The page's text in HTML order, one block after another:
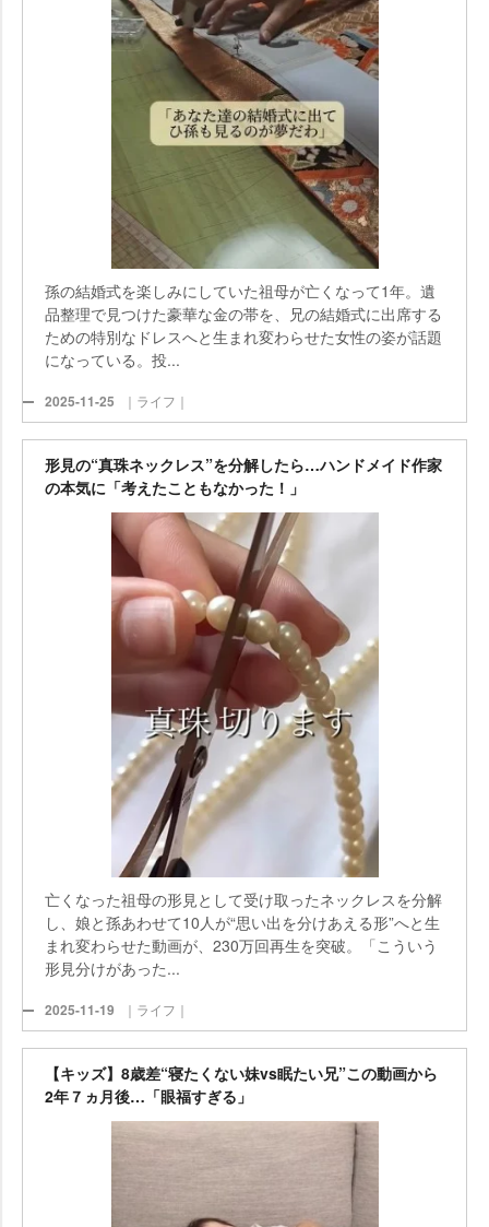
孫の結婚式を楽しみにしていた祖母が亡くなって1年。
品整理で見つけた豪華な金の帯を、兄の結婚式に出席する
ための特別なドレスへと生まれ変わらせた女性の姿が話題
になっている。投...
2025-11-25 ｜ライフ｜
形見の“真珠ネックレス”を分解したら…ハンドメイド作家
の本気に「考えたこともなかった！」
亡くなった祖母の形見として受け取ったネックレスを分解
し、娘と孫あわせて10人が“思い出を分けあえる形”へと生
まれ変わらせた動画が、230万回再生を突破。「こういう
形見分けがあった...
2025-11-19 ｜ライフ｜
【キッズ】8歳差“寝たくない妹vs眠たい兄”この動画から
2年７ヵ月後…「眼福すぎる」